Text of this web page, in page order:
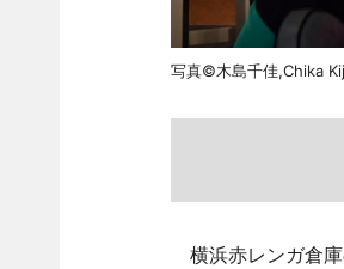
写真©木島千佳,Chika
横浜赤レンガ倉庫